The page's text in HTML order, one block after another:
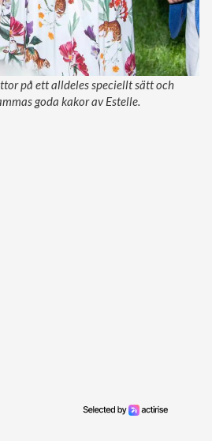
på ett alldeles speciellt sätt och
goda kakor av Estelle.